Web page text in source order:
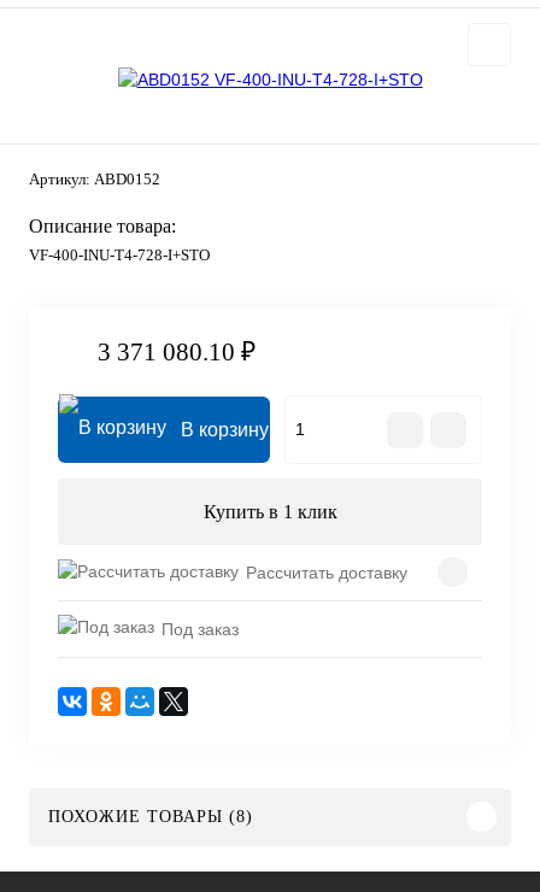
Артикул: ABD0152
Описание товара:
VF-400-INU-T4-728-I+STO
3 371 080.10 ₽
В корзину
Купить в 1 клик
Рассчитать доставку
Под заказ
ПОХОЖИЕ ТОВАРЫ (8)